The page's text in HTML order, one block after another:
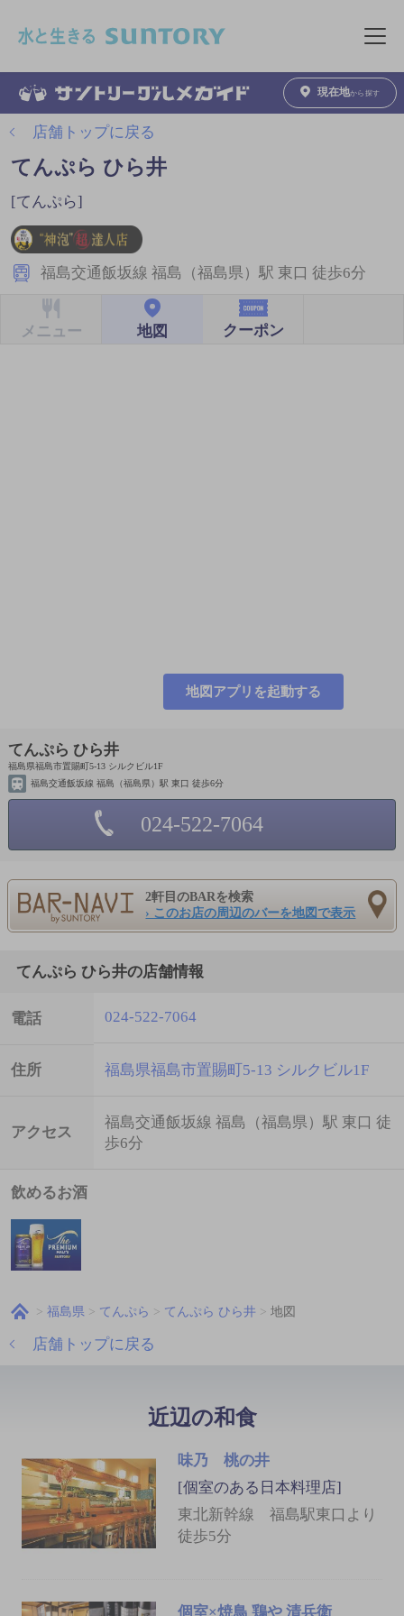
メニュ
現在地から探す
店舗トップに戻る
てんぷら ひら井
[てんぷら]
福島交通飯坂線 福島（福島県）駅 東口 徒歩6分
メニュー 地図 クーポン
地図アプリを起動する
てんぷら ひら井
福島県福島市置賜町5-13 シルクビル1F
福島交通飯坂線 福島（福島県）駅 東口 徒歩6分
024-522-7064
2軒目のBARを検索
› このお店の周辺のバーを地図で表示
てんぷら ひら井の店舗情報
電話 024-522-7064
住所 福島県福島市置賜町5-13 シルクビル1F
アクセス
福島交通飯坂線 福島（福島県）駅 東口 徒
歩6分
飲めるお酒
福島県 てんぷら てんぷら ひら井 地図
店舗トップに戻る
近辺の和食
味乃 桃の井
[個室のある日本料理店]
東北新幹線 福島駅東口より
徒歩5分
個室×焼鳥 鶏や 清兵衛